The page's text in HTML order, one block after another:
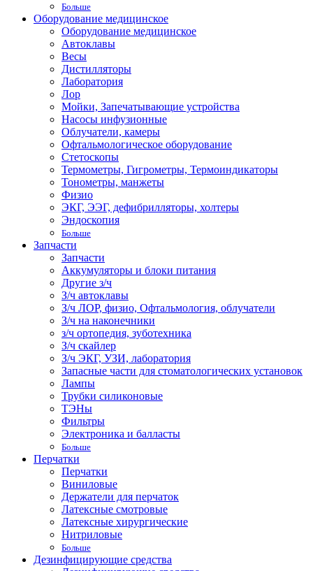
Больше
Оборудование медицинское
Оборудование медицинское
Автоклавы
Весы
Дистилляторы
Лаборатория
Лор
Мойки, Запечатывающие устройства
Насосы инфузионные
Облучатели, камеры
Офтальмологическое оборудование
Стетоскопы
Термометры, Гигрометры, Термоиндикаторы
Тонометры, манжеты
Физио
ЭКГ, ЭЭГ, дефибрилляторы, холтеры
Эндоскопия
Больше
Запчасти
Запчасти
Аккумуляторы и блоки питания
Другие з/ч
З/ч автоклавы
З/ч ЛОР, физио, Офтальмология, облучатели
З/ч на наконечники
з/ч ортопедия, зуботехника
З/ч скайлер
З/ч ЭКГ, УЗИ, лаборатория
Запасные части для стоматологических установок
Лампы
Трубки силиконовые
ТЭНы
Фильтры
Электроника и балласты
Больше
Перчатки
Перчатки
Виниловые
Держатели для перчаток
Латексные смотровые
Латексные хирургические
Нитриловые
Больше
Дезинфицирующие средства